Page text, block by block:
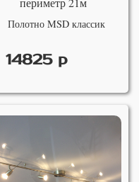
Полотно MSD классик
14825 р